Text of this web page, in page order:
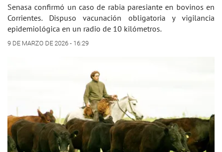
Senasa confirmó un caso de rabia paresiante en bovinos en
Corrientes. Dispuso vacunación obligatoria y vigilancia
epidemiológica en un radio de 10 kilómetros.
9 DE MARZO DE 2026 - 16:29